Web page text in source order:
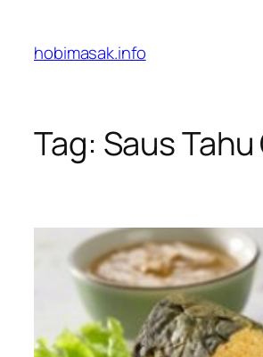
content
hobimasak.info
Tag: Saus